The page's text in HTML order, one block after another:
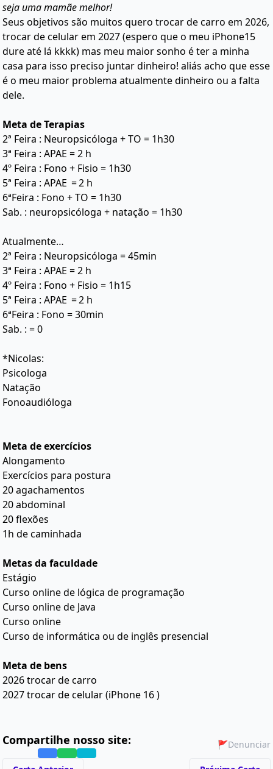
seja uma mamãe melhor!
Seus objetivos são muitos quero trocar de carro em 2026,
trocar de celular em 2027 (espero que o meu iPhone15
dure até lá kkkk) mas meu maior sonho é ter a minha
casa para isso preciso juntar dinheiro! aliás acho que esse
é o meu maior problema atualmente dinheiro ou a falta
dele.
Meta de Terapias
2ª Feira : Neuropsicóloga + TO = 1h30
3ª Feira : APAE = 2 h
4º Feira : Fono + Fisio = 1h30
5ª Feira : APAE ‎ = 2 h
6ªFeira : Fono + TO = 1h30
Sab. : neuropsicóloga + natação = 1h30
Atualmente…
2ª Feira : Neuropsicóloga = 45min
3ª Feira : APAE = 2 h
4º Feira : Fono + Fisio = 1h15
5ª Feira : APAE ‎ = 2 h
6ªFeira : Fono = 30min
Sab. : = 0
*Nicolas:
Psicologa
Natação
Fonoaudióloga
Meta de exercícios
Alongamento
Exercícios para postura
20 agachamentos
20 abdominal
20 flexões
1h de caminhada
Metas da faculdade
Estágio
Curso online de lógica de programação
Curso online de Java
Curso online
Curso de informática ou de inglês presencial
Meta de bens
2026 trocar de carro
2027 trocar de celular (iPhone 16 )
Compartilhe nosso site: 🚩Denunciar